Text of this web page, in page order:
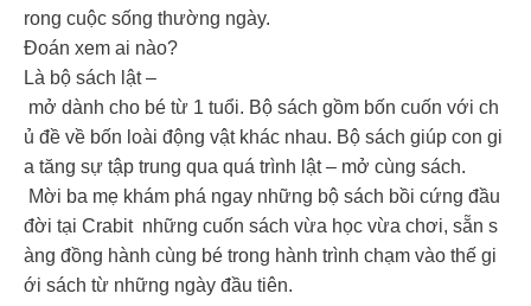
rong cuộc sống thường ngày.
Đoán xem ai nào?
Là bộ sách lật –
mở dành cho bé từ 1 tuổi. Bộ sách gồm bốn cuốn với ch
ủ đề về bốn loài động vật khác nhau. Bộ sách giúp con gi
a tăng sự tập trung qua quá trình lật – mở cùng sách.
Mời ba mẹ khám phá ngay những bộ sách bồi cứng đầu
đời tại Crabit những cuốn sách vừa học vừa chơi, sẵn s
àng đồng hành cùng bé trong hành trình chạm vào thế gi
ới sách từ những ngày đầu tiên.